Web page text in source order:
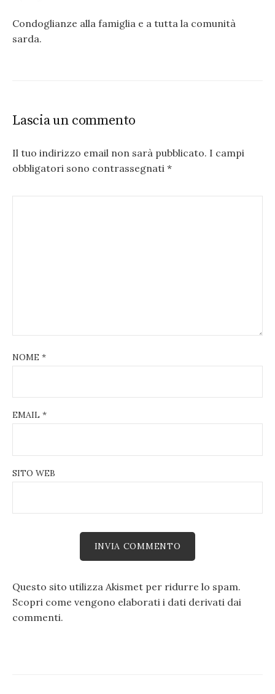
Condoglianze alla famiglia e a tutta la comunità
sarda.
Lascia un commento
Il tuo indirizzo email non sarà pubblicato. I campi
obbligatori sono contrassegnati *
NOME *
EMAIL *
SITO WEB
Questo sito utilizza Akismet per ridurre lo spam.
Scopri come vengono elaborati i dati derivati dai
commenti.